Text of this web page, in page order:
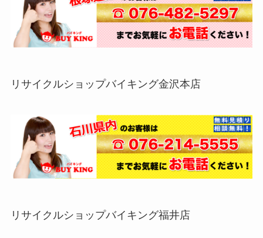
リサイクルショップバイキング金沢本店
リサイクルショップバイキング福井店